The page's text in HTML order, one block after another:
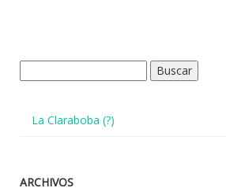
La Claraboba (?)
ARCHIVOS